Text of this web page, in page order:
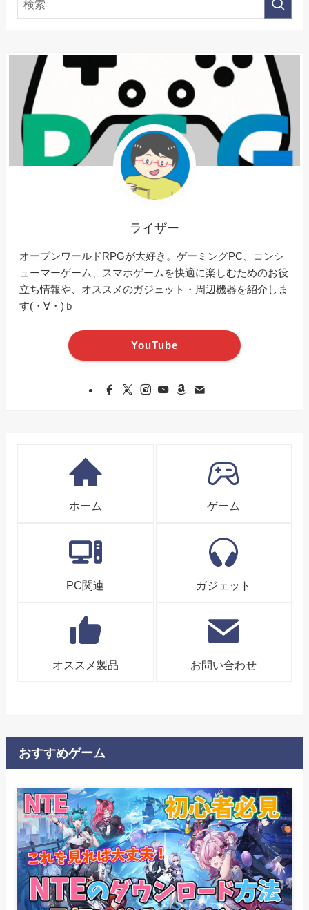
ライザー
オープンワールドRPGが大好き。ゲーミングPC、コンシ
ューマーゲーム、スマホゲームを快適に楽しむためのお役
立ち情報や、オススメのガジェット・周辺機器を紹介しま
す(・∀・)ｂ
YouTube
ホーム ゲーム
PC関連 ガジェット
オススメ製品 お問い合わせ
おすすめゲーム